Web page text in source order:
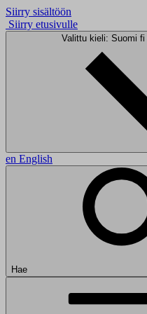
Siirry sisältöön
Siirry etusivulle
Valittu kieli: Suomi fi
en English
Hae